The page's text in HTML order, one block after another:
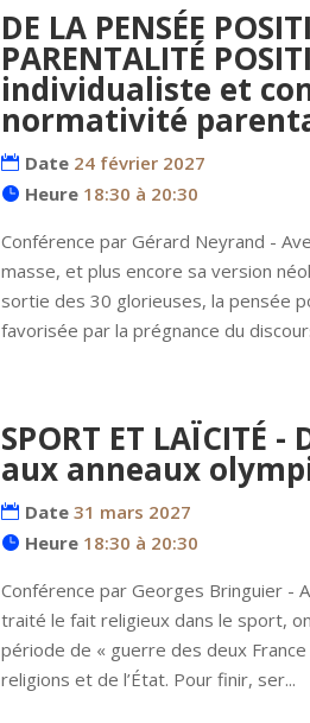
DE LA PENSÉE
PARENTALITÉ
individualiste et
normativité
Date 24 février 2027
Heure 18:30 à 20:30
Conférence par Gérard Neyrand -
masse, et plus encore sa version
sortie des 30 glorieuses, la pensée
favorisée par la prégnance du
SPORT ET LAÏCITÉ
aux anneaux
Date 31 mars 2027
Heure 18:30 à 20:30
Conférence par Georges Bringuier -
traité le fait religieux dans le sport,
période de « guerre des deux
religions et de l’État. Pour finir, ser...